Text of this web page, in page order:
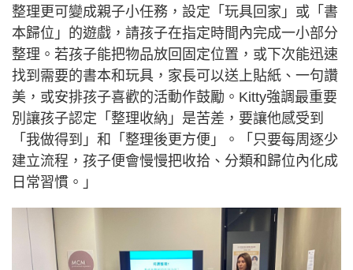
整理更可變成親子小任務，設定「玩具回家」或「書
本歸位」的遊戲，請孩子在指定時間內完成一小部分
整理。若孩子能把物品放回固定位置，或下次能迅速
找到需要的書本和玩具，家長可以送上貼紙、一句讚
美，或安排孩子喜歡的活動作鼓勵。Kitty強調最重要
別讓孩子認定「整理收納」是苦差，要讓他感受到
「我做得到」和「整理後更方便」。「只要每周逐少
建立流程，孩子便會慢慢把收拾、分類和歸位內化成
日常習慣。」